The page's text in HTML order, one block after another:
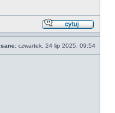
czwartek, 24 lip 2025, 09:54